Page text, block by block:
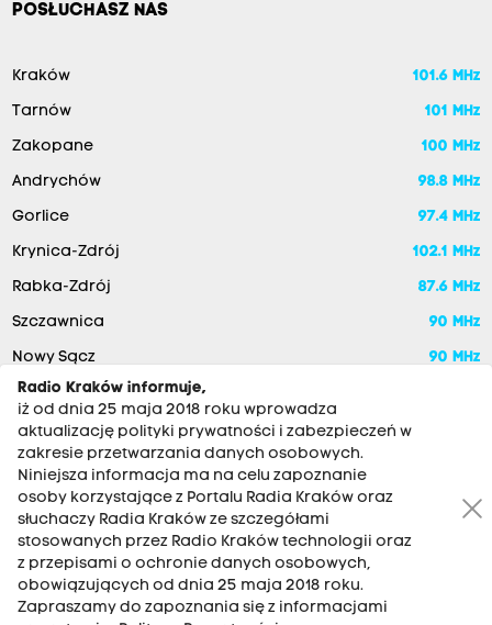
POSŁUCHASZ NAS
Kraków 101.6 MHz
Tarnów 101 MHz
Zakopane 100 MHz
Andrychów 98.8 MHz
Gorlice 97.4 MHz
Krynica-Zdrój 102.1 MHz
Rabka-Zdrój 87.6 MHz
Szczawnica 90 MHz
Nowy Sącz 90 MHz
RADIO KRAKÓW SA. Aleja Juliusza Słowackiego 22, 30-007
Kraków
Antena: 12 200 33 33
Radio Kraków informuje,
iż od dnia 25 maja 2018 roku wprowadza
aktualizację polityki prywatności i zabezpieczeń w
zakresie przetwarzania danych osobowych.
Niniejsza informacja ma na celu zapoznanie
osoby korzystające z Portalu Radia Kraków oraz
słuchaczy Radia Kraków ze szczegółami
stosowanych przez Radio Kraków technologii oraz
z przepisami o ochronie danych osobowych,
obowiązujących od dnia 25 maja 2018 roku.
Zapraszamy do zapoznania się z informacjami